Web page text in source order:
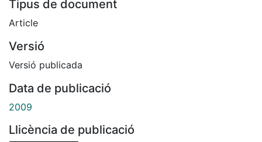
Tipus de document
Article
Versió
Versió publicada
Data de publicació
2009
Llicència de publicació